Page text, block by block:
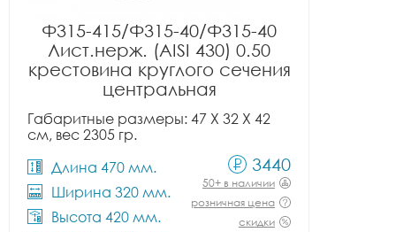
Ф315-415/Ф315-40/Ф315-40
Лист.нерж. (AISI 430) 0.50
крестовина круглого сечения
центральная
Габаритные размеры: 47 X 32 X 42
см, вес 2305 гр.
Длина 470 мм.
Ширина 320 мм.
Высота 420 мм.
3440
50+ в наличии
розничная цена
скидки